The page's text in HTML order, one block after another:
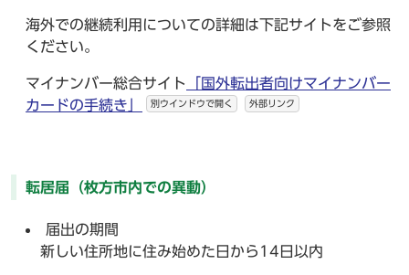
海外での継続利用についての詳細は下記サイトをご参照
ください。
マイナンバー総合サイト
「国外転出者向けマイナンバー
カードの手続き」
別ウインドウで開く 外部リンク
転居届（枚方市内での異動）
届出の期間
新しい住所地に住み始めた日から14日以内